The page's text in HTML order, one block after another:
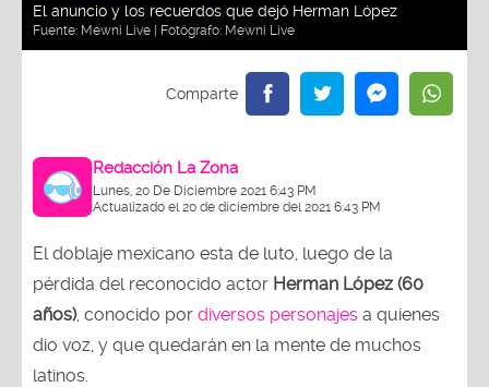
El anuncio y los recuerdos que dejó Herman López
Fuente: Mewni Live | Fotógrafo: Mewni Live
Redacción La Zona
Lunes, 20 De Diciembre 2021 6:43 PM
Actualizado el 20 de diciembre del 2021 6:43 PM
El doblaje mexicano esta de luto, luego de la
pérdida del reconocido actor Herman López (60
años), conocido por diversos personajes a quienes
dio voz, y que quedarán en la mente de muchos
latinos.